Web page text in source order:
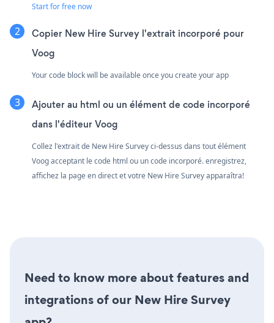
Start for free now
Copier New Hire Survey l'extrait incorporé pour
Voog
Your code block will be available once you create your app
Ajouter au html ou un élément de code incorporé
dans l'éditeur Voog
Collez l'extrait de New Hire Survey ci-dessus dans tout élément
Voog acceptant le code html ou un code incorporé. enregistrez,
affichez la page en direct et votre New Hire Survey apparaîtra!
Need to know more about features and
integrations of our New Hire Survey